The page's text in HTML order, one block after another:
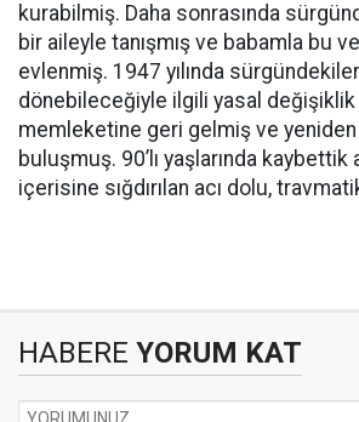
kurabilmiş. Daha sonrasında
bir aileyle tanışmış ve babamla bu
evlenmiş. 1947 yılında
dönebileceğiyle ilgili yasal değişiklik
memleketine geri gelmiş ve
buluşmuş. 90’lı yaşlarında
içerisine sığdırılan acı dolu,
HABERE YORUM KAT